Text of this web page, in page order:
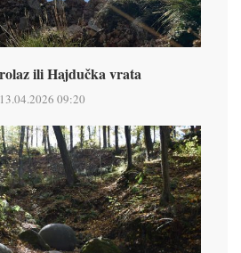
ili Hajdučka vrata
13.04.2026 09:20